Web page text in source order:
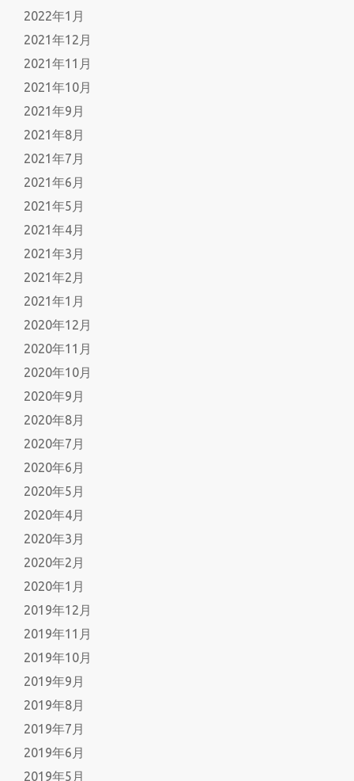
2022年1月
2021年12月
2021年11月
2021年10月
2021年9月
2021年8月
2021年7月
2021年6月
2021年5月
2021年4月
2021年3月
2021年2月
2021年1月
2020年12月
2020年11月
2020年10月
2020年9月
2020年8月
2020年7月
2020年6月
2020年5月
2020年4月
2020年3月
2020年2月
2020年1月
2019年12月
2019年11月
2019年10月
2019年9月
2019年8月
2019年7月
2019年6月
2019年5月